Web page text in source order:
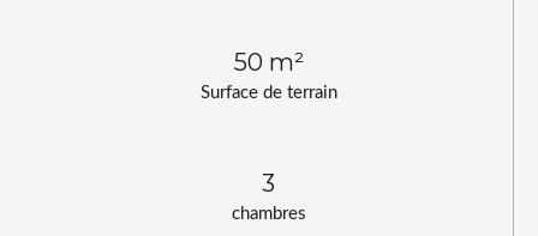
Surface de terrain
50 m²
chambres
3